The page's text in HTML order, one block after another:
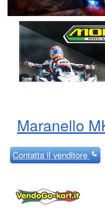
Maranello
Contattail venditore